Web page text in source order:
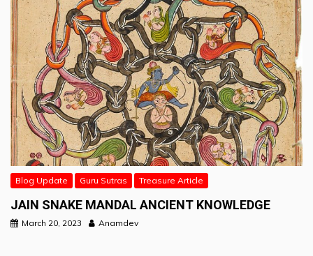
Blog Update Guru Sutras Treasure Article
JAIN SNAKE MANDAL ANCIENT KNOWLEDGE
March 20, 2023 Anamdev